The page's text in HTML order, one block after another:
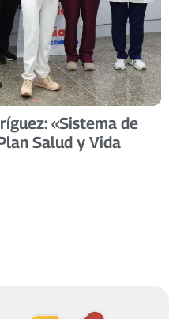
«Sistema de
Salud y Vida